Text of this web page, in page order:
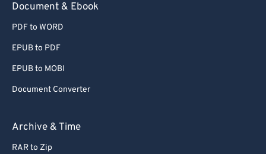
Document & Ebook
PDF to WORD
EPUB to PDF
EPUB to MOBI
Document Converter
Archive & Time
RAR to Zip